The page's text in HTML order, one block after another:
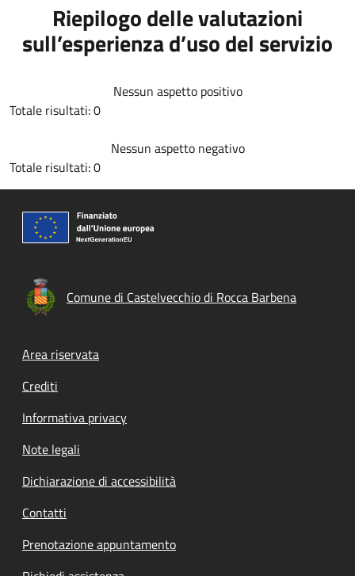
Riepilogo delle valutazioni
sull’esperienza d’uso del servizio
Nessun aspetto positivo
Totale risultati: 0
Nessun aspetto negativo
Totale risultati: 0
Comune di Castelvecchio di Rocca Barbena
Footer menu
Area riservata
Crediti
Informativa privacy
Note legali
Dichiarazione di accessibilità
Contatti
Prenotazione appuntamento